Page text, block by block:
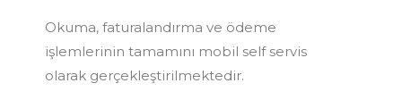
Okuma, faturalandırma ve ödeme
işlemlerinin tamamını mobil self servis
olarak gerçekleştirilmektedir.